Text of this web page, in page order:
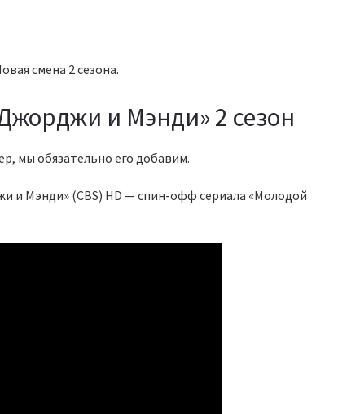
смена 2 сезона.
и Мэнди» 2 сезон
мы обязательно его добавим.
и Мэнди» (CBS) HD — спин-офф сериала «Молодой